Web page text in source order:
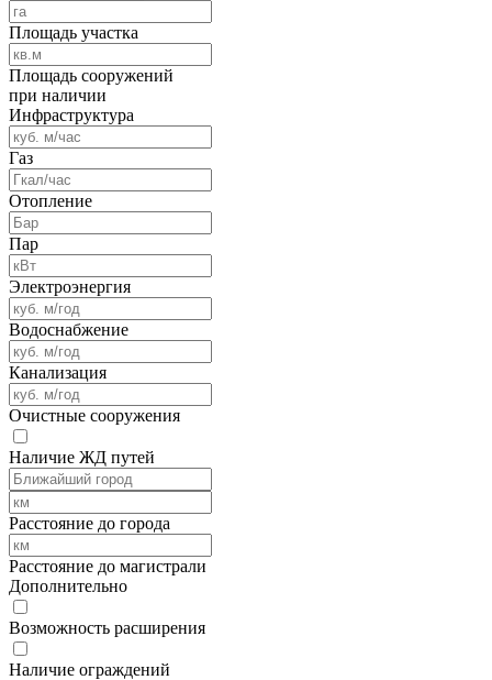
Площадь участка
Площадь сооружений
при наличии
Инфраструктура
Газ
Отопление
Пар
Электроэнергия
Водоснабжение
Канализация
Очистные сооружения
Наличие ЖД путей
Расстояние до города
Расстояние до магистрали
Дополнительно
Возможность расширения
Наличие ограждений